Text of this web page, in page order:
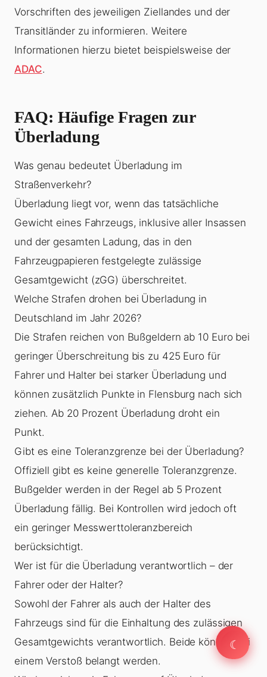
Vorschriften des jeweiligen Ziellandes und der
Transitländer zu informieren. Weitere
Informationen hierzu bietet beispielsweise der
ADAC.
FAQ: Häufige Fragen zur
Überladung
Was genau bedeutet Überladung im
Straßenverkehr?
Überladung liegt vor, wenn das tatsächliche
Gewicht eines Fahrzeugs, inklusive aller Insassen
und der gesamten Ladung, das in den
Fahrzeugpapieren festgelegte zulässige
Gesamtgewicht (zGG) überschreitet.
Welche Strafen drohen bei Überladung in
Deutschland im Jahr 2026?
Die Strafen reichen von Bußgeldern ab 10 Euro bei
geringer Überschreitung bis zu 425 Euro für
Fahrer und Halter bei starker Überladung und
können zusätzlich Punkte in Flensburg nach sich
ziehen. Ab 20 Prozent Überladung droht ein
Punkt.
Gibt es eine Toleranzgrenze bei der Überladung?
Offiziell gibt es keine generelle Toleranzgrenze.
Bußgelder werden in der Regel ab 5 Prozent
Überladung fällig. Bei Kontrollen wird jedoch oft
ein geringer Messwerttoleranzbereich
berücksichtigt.
Wer ist für die Überladung verantwortlich – der
Fahrer oder der Halter?
Sowohl der Fahrer als auch der Halter des
Fahrzeugs sind für die Einhaltung des zulässigen
Gesamtgewichts verantwortlich. Beide können bei
einem Verstoß belangt werden.
☾
☾